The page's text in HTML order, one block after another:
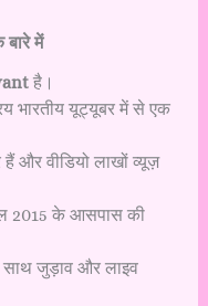
में
है।
भारतीय यूट्यूबर में से एक
और वीडियो लाखों व्यूज़
2015 के आसपास की
जुड़ाव और लाइव